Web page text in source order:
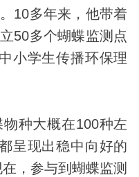
10多年来，他带着
50多个蝴蝶监测点
小学生传播环保理
种大概在100种左
呈现出稳中向好的
，参与到蝴蝶监测